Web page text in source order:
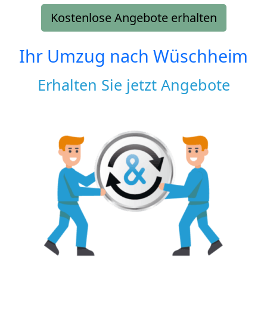
Kostenlose Angebote erhalten
Ihr Umzug nach Wüschheim
Erhalten Sie jetzt Angebote